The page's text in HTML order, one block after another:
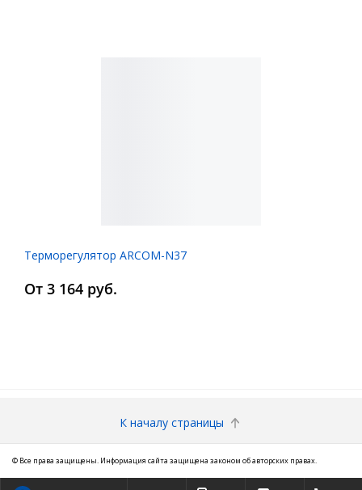
Терморегулятор ARCOM-N37
От 3 164 руб.
К началу страницы
© Все права защищены. Информация сайта защищена законом об авторских правах.